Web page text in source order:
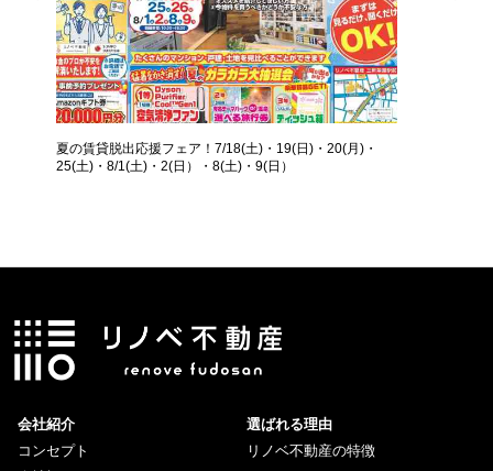
夏の賃貸脱出応援フェア！7/18(土)・19(日)・20(月)・
25(土)・8/1(土)・2(日）・8(土)・9(日）
会社紹介
コンセプト
選ばれる理由
リノベ不動産の特徴